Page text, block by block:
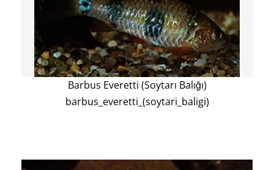
Barbus Everetti (Soytarı Balığı)
barbus_everetti_(soytari_baligi)